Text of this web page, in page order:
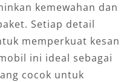
kemewahan dan
Setiap detail
memperkuat kesan
ini ideal sebagai
cocok untuk